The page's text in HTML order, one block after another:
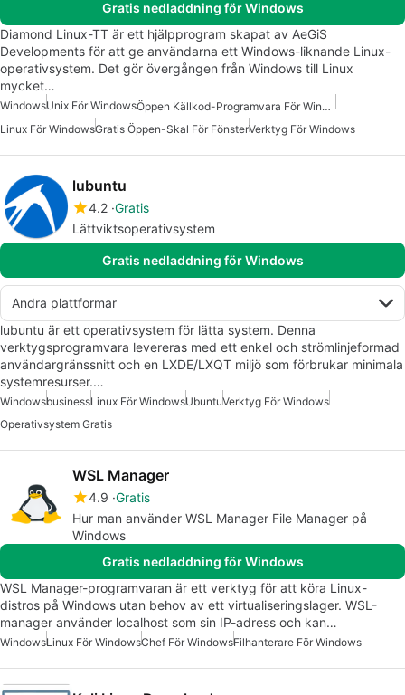
Gratis nedladdning för Windows
Diamond Linux-TT är ett hjälpprogram skapat av AeGiS
Developments för att ge användarna ett Windows-liknande Linux-
operativsystem. Det gör övergången från Windows till Linux
mycket…
WindowsUnix För Windows
Öppen Källkod-Programvara För Windows 10
Linux För WindowsGratis Öppen-Skal För FönsterVerktyg För Windows
lubuntu
4.2 Gratis
Lättviktsoperativsystem
Gratis nedladdning för Windows
Andra plattformar
lubuntu är ett operativsystem för lätta system. Denna
verktygsprogramvara levereras med ett enkel och strömlinjeformad
användargränssnitt och en LXDE/LXQT miljö som förbrukar minimala
systemresurser.…
WindowsbusinessLinux För WindowsUbuntuVerktyg För Windows
Operativsystem Gratis
WSL Manager
4.9 Gratis
Hur man använder WSL Manager File Manager på
Windows
Gratis nedladdning för Windows
WSL Manager-programvaran är ett verktyg för att köra Linux-
distros på Windows utan behov av ett virtualiseringslager. WSL-
manager använder localhost som sin IP-adress och kan…
WindowsLinux För WindowsChef För WindowsFilhanterare För Windows